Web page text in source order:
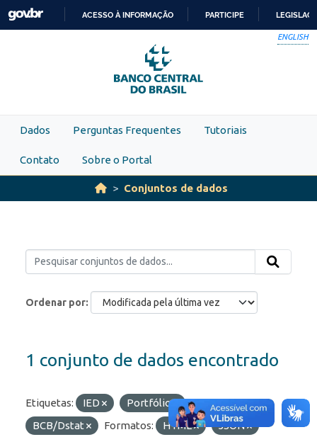
Skip to main content
PARA
O
CONTEÚDO
ACESSO À INFORMAÇÃO PARTICIPE
ENGLISH
Dados Perguntas Frequentes Tutoriais
Contato Sobre o Portal
Conjuntos de dados
Ordenar por
1 conjunto de dados encontrado
Etiquetas: IED Portfólio
Organizações:
BCB/Dstat
Formatos: HTML
JSON